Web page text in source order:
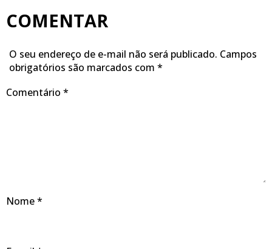
COMENTAR
O seu endereço de e-mail não será publicado. Campos
obrigatórios são marcados com *
Comentário *
Nome*